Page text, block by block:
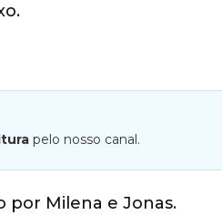
pelo nosso canal.
por Milena e Jonas.